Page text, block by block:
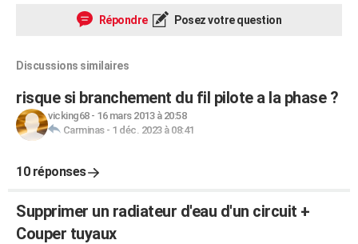
Répondre Posez votre question
Discussions similaires
risque si branchement du fil pilote a la phase ?
vicking68- 16 mars 2013 à 20:58
Carminas- 1 déc. 2023 à 08:41
10 réponses
Supprimer un radiateur d'eau d'un circuit +
Couper tuyaux